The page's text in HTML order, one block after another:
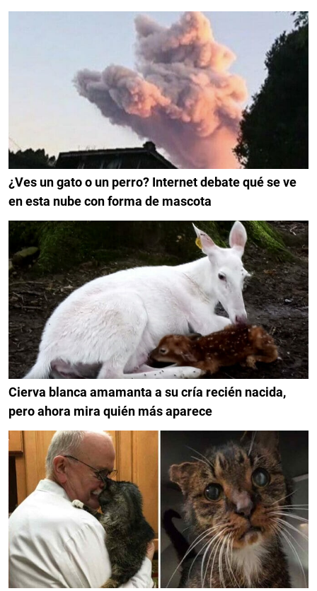
¿Ves un gato o un perro? Internet debate qué se ve
en esta nube con forma de mascota
Cierva blanca amamanta a su cría recién nacida,
pero ahora mira quién más aparece